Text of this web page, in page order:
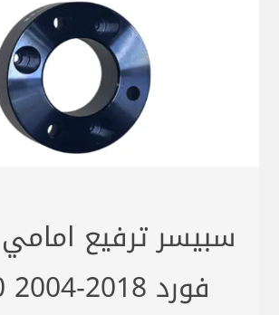
فورد F150 2004-2018